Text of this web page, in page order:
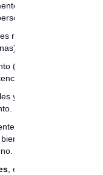
Evalúan
reaccionar,
(capacidad
y de
quién
podrías
, en cambio,